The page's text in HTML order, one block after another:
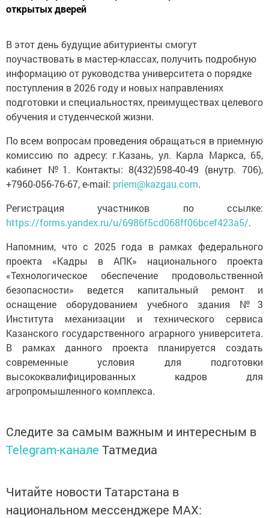
открытых дверей
В этот день будущие абитуриенты смогут
поучаствовать в мастер-классах, получить подробную
информацию от руководства университета о порядке
поступления в 2026 году и новых направлениях
подготовки и специальностях, преимуществах целевого
обучения и студенческой жизни.
По всем вопросам проведения обращаться в приемную
комиссию по адресу: г.Казань, ул. Карла Маркса, 65,
кабинет №1. Контакты: 8(432)598-40-49 (внутр. 706),
+7960-056-76-67, e-mail: priem@kazgau.com.
Регистрация участников по ссылке:
https://forms.yandex.ru/u/6986f5cd068ff06bcef423a5/.
Напомним, что с 2025 года в рамках федерального
проекта «Кадры в АПК» национального проекта
«Технологическое обеспечение продовольственной
безопасности» ведется капитальный ремонт и
оснащение оборудованием учебного здания №3
Института механизации и технического сервиса
Казанского государственного аграрного университета.
В рамках данного проекта планируется создать
современные условия для подготовки
высококвалифицированных кадров для
агропромышленного комплекса.
Следите за самым важным и интересным в
Telegram-канале Татмедиа
Читайте новости Татарстана в
национальном мессенджере MАХ: